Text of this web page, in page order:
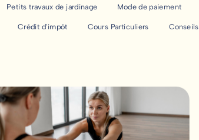
Petits travaux de jardinage Mode de paiement
Crédit d'impôt Cours Particuliers Conseils